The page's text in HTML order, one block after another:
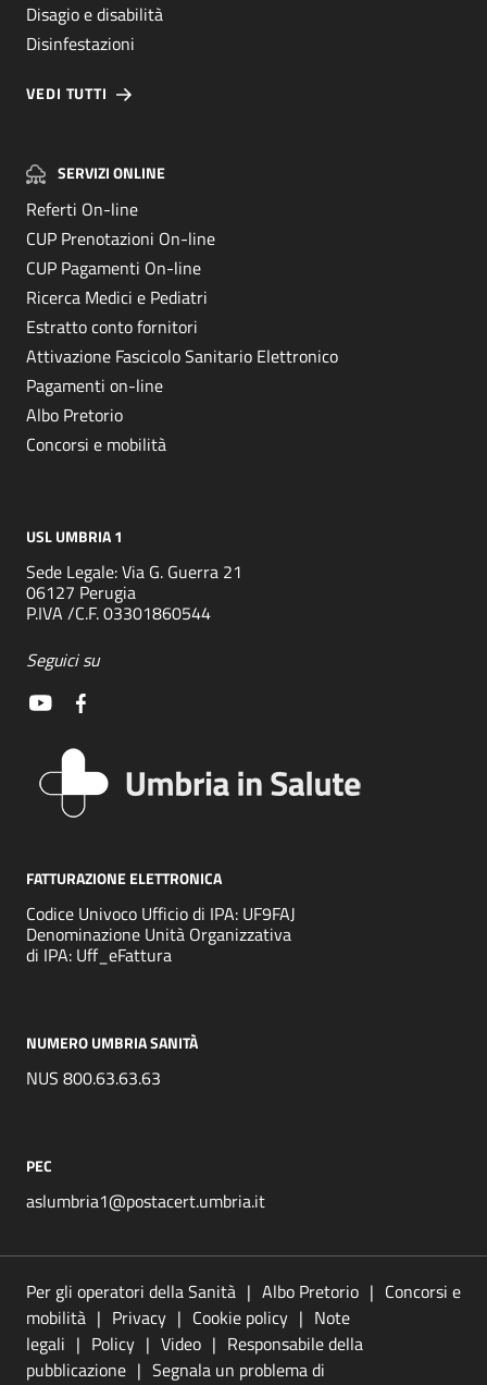
Disagio e disabilità
Disinfestazioni
VEDI TUTTI
SERVIZI ONLINE
Referti On-line
CUP Prenotazioni On-line
CUP Pagamenti On-line
Ricerca Medici e Pediatri
Estratto conto fornitori
Attivazione Fascicolo Sanitario Elettronico
Pagamenti on-line
Albo Pretorio
Concorsi e mobilità
USL UMBRIA 1
Sede Legale: Via G. Guerra 21
06127 Perugia
P.IVA /C.F. 03301860544
Seguici su
FATTURAZIONE ELETTRONICA
Codice Univoco Ufficio di IPA: UF9FAJ
Denominazione Unità Organizzativa
di IPA: Uff_eFattura
NUMERO UMBRIA SANITÀ
NUS 800.63.63.63
PEC
aslumbria1@postacert.umbria.it
Per gli operatori della Sanità Albo Pretorio
Concorsi e
mobilità
Privacy Cookie policy
Note
legali
Policy Video
Responsabile della
pubblicazione
Segnala un problema di